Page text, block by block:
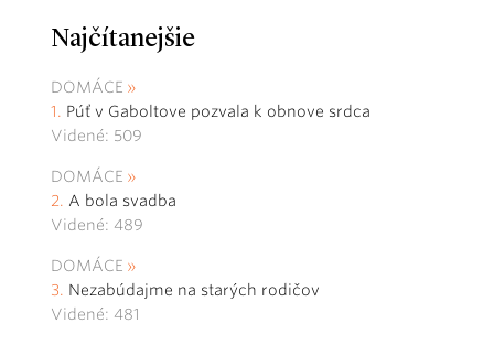
Najčítanejšie
DOMÁCE
Púť v Gaboltove pozvala k obnove srdca
Videné: 509
DOMÁCE
A bola svadba
Videné: 489
DOMÁCE
Nezabúdajme na starých rodičov
Videné: 481